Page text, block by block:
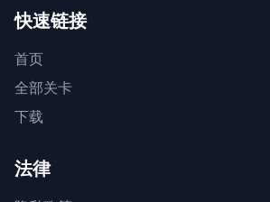
快速链接
首页
全部关卡
下载
法律